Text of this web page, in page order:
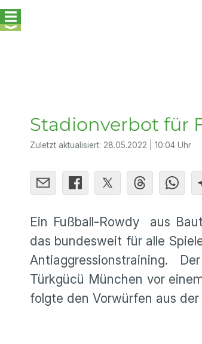
Stadionverbot für
Zuletzt aktualisiert: 28.05.2022 | 10:04 Uhr
Ein Fußball-Rowdy aus
das bundesweit für alle
Antiaggressionstraining.
Türkgücü München vor
folgte den Vorwürfen aus der